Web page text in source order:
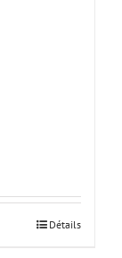
Détails